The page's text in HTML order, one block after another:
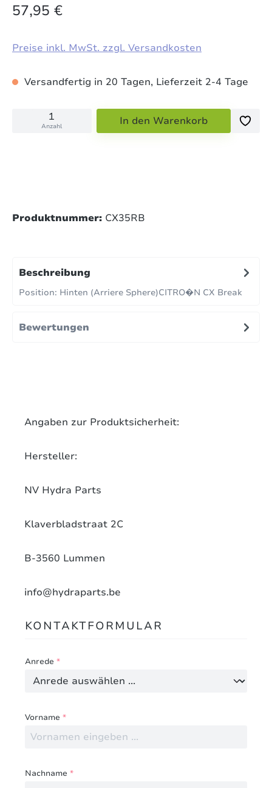
57,95 €
Preise inkl. MwSt. zzgl. Versandkosten
Versandfertig in 20 Tagen, Lieferzeit 2-4 Tage
Anzahl In den Warenkorb
Produktnummer: CX35RB
Beschreibung
Position: Hinten (Arriere Sphere)CITRO�N CX Break
Bewertungen
Angaben zur Produktsicherheit:
Hersteller:
NV Hydra Parts
Klaverbladstraat 2C
B-3560 Lummen
info@hydraparts.be
KONTAKTFORMULAR
Anrede *
Vorname *
Nachname *